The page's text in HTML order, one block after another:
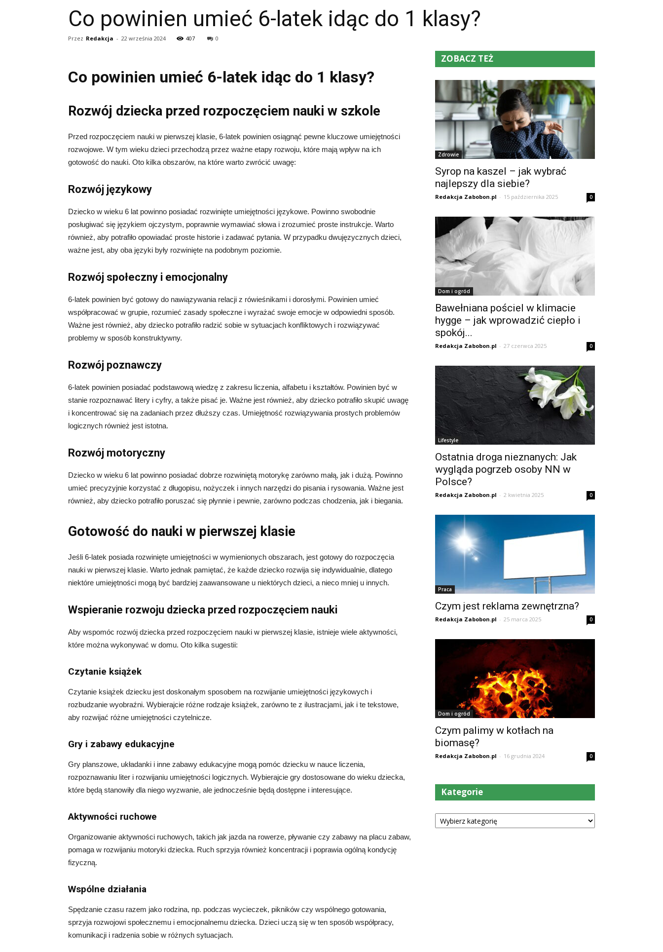
Co powinien umieć 6-latek idąc do 1 klasy?
Przez Redakcja - 22 września 2024 407 0
Co powinien umieć 6-latek idąc do 1 klasy?
Rozwój dziecka przed rozpoczęciem nauki w szkole
Przed rozpoczęciem nauki w pierwszej klasie, 6-latek powinien osiągnąć pewne kluczowe umiejętności
rozwojowe. W tym wieku dzieci przechodzą przez ważne etapy rozwoju, które mają wpływ na ich
gotowość do nauki. Oto kilka obszarów, na które warto zwrócić uwagę:
Rozwój językowy
Dziecko w wieku 6 lat powinno posiadać rozwinięte umiejętności językowe. Powinno swobodnie
posługiwać się językiem ojczystym, poprawnie wymawiać słowa i zrozumieć proste instrukcje. Warto
również, aby potrafiło opowiadać proste historie i zadawać pytania. W przypadku dwujęzycznych dzieci,
ważne jest, aby oba języki były rozwinięte na podobnym poziomie.
Rozwój społeczny i emocjonalny
6-latek powinien być gotowy do nawiązywania relacji z rówieśnikami i dorosłymi. Powinien umieć
współpracować w grupie, rozumieć zasady społeczne i wyrażać swoje emocje w odpowiedni sposób.
Ważne jest również, aby dziecko potrafiło radzić sobie w sytuacjach konfliktowych i rozwiązywać
problemy w sposób konstruktywny.
Rozwój poznawczy
6-latek powinien posiadać podstawową wiedzę z zakresu liczenia, alfabetu i kształtów. Powinien być w
stanie rozpoznawać litery i cyfry, a także pisać je. Ważne jest również, aby dziecko potrafiło skupić uwagę
i koncentrować się na zadaniach przez dłuższy czas. Umiejętność rozwiązywania prostych problemów
logicznych również jest istotna.
Rozwój motoryczny
Dziecko w wieku 6 lat powinno posiadać dobrze rozwiniętą motorykę zarówno małą, jak i dużą. Powinno
umieć precyzyjnie korzystać z długopisu, nożyczek i innych narzędzi do pisania i rysowania. Ważne jest
również, aby dziecko potrafiło poruszać się płynnie i pewnie, zarówno podczas chodzenia, jak i biegania.
Gotowość do nauki w pierwszej klasie
Jeśli 6-latek posiada rozwinięte umiejętności w wymienionych obszarach, jest gotowy do rozpoczęcia
nauki w pierwszej klasie. Warto jednak pamiętać, że każde dziecko rozwija się indywidualnie, dlatego
niektóre umiejętności mogą być bardziej zaawansowane u niektórych dzieci, a nieco mniej u innych.
Wspieranie rozwoju dziecka przed rozpoczęciem nauki
Aby wspomóc rozwój dziecka przed rozpoczęciem nauki w pierwszej klasie, istnieje wiele aktywności,
które można wykonywać w domu. Oto kilka sugestii:
Czytanie książek
Czytanie książek dziecku jest doskonałym sposobem na rozwijanie umiejętności językowych i
rozbudzanie wyobraźni. Wybierajcie różne rodzaje książek, zarówno te z ilustracjami, jak i te tekstowe,
aby rozwijać różne umiejętności czytelnicze.
Gry i zabawy edukacyjne
Gry planszowe, układanki i inne zabawy edukacyjne mogą pomóc dziecku w nauce liczenia,
rozpoznawaniu liter i rozwijaniu umiejętności logicznych. Wybierajcie gry dostosowane do wieku dziecka,
które będą stanowiły dla niego wyzwanie, ale jednocześnie będą dostępne i interesujące.
Aktywności ruchowe
Organizowanie aktywności ruchowych, takich jak jazda na rowerze, pływanie czy zabawy na placu zabaw,
pomaga w rozwijaniu motoryki dziecka. Ruch sprzyja również koncentracji i poprawia ogólną kondycję
fizyczną.
Wspólne działania
Spędzanie czasu razem jako rodzina, np. podczas wycieczek, pikników czy wspólnego gotowania,
sprzyja rozwojowi społecznemu i emocjonalnemu dziecka. Dzieci uczą się w ten sposób współpracy,
komunikacji i radzenia sobie w różnych sytuacjach.
ZOBACZ TEŻ
Zdrowie
Syrop na kaszel – jak wybrać
najlepszy dla siebie?
Redakcja Zabobon.pl - 15 października 2025 0
Dom i ogród
Bawełniana pościel w klimacie
hygge – jak wprowadzić ciepło i
spokój...
Redakcja Zabobon.pl - 27 czerwca 2025 0
Lifestyle
Ostatnia droga nieznanych: Jak
wygląda pogrzeb osoby NN w
Polsce?
Redakcja Zabobon.pl - 2 kwietnia 2025 0
Praca
Czym jest reklama zewnętrzna?
Redakcja Zabobon.pl - 25 marca 2025 0
Dom i ogród
Czym palimy w kotłach na
biomasę?
Redakcja Zabobon.pl - 16 grudnia 2024 0
Kategorie
Kategorie